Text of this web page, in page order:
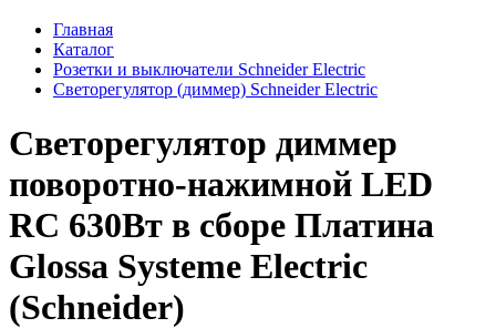
Главная
Каталог
Розетки и выключатели Schneider Electric
Светорегулятор (диммер) Schneider Electric
Светорегулятор диммер
поворотно-нажимной LED
RC 630Вт в сборе Платина
Glossa Systeme Electric
(Schneider)